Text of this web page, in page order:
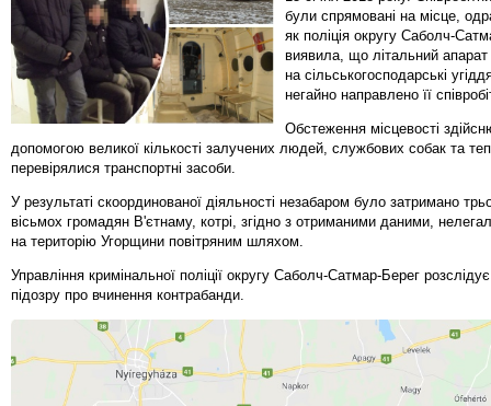
були спрямовані на місце,
як поліція округу Саболч-
виявила, що літальний
на сільськогосподарські
негайно направлено її
Обстеження місцевості
допомогою великої кількості залучених людей, службових собак та
перевірялися транспортні засоби.
У результаті скоординованої діяльності незабаром було затримано
вісьмох громадян В'єтнаму, котрі, згідно з отриманими даними,
на територію Угорщини повітряним шляхом.
Управління кримінальної поліції округу Саболч-Сатмар-Берег
підозру про вчинення контрабанди.